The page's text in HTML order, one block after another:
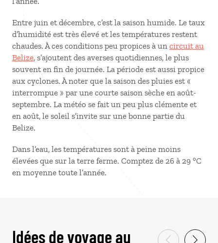
Entre juin et décembre, c’est la saison humide. Le taux
d’humidité est très élevé et les températures restent
chaudes. À ces conditions peu propices à un circuit au
Belize, s’ajoutent des averses quotidiennes, le plus
souvent en fin de journée. La période est aussi propice
aux cyclones. À noter que la saison des pluies est «
interrompue » par une courte saison sèche en août-
septembre. La météo se fait un peu plus clémente et
en août, le soleil s’invite sur une bonne partie du
Belize.
Dans l’eau, les températures sont à peine moins
élevées que sur la terre ferme. Comptez de 26 à 29 °C
en moyenne toute l’année.
Idées de voyage au